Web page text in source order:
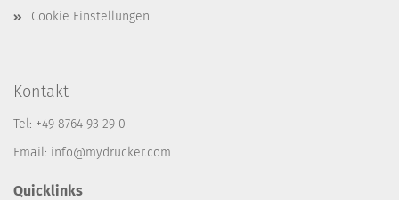
Cookie Einstellungen
Kontakt
Tel: +49 8764 93 29 0
Email: info@mydrucker.com
Quicklinks